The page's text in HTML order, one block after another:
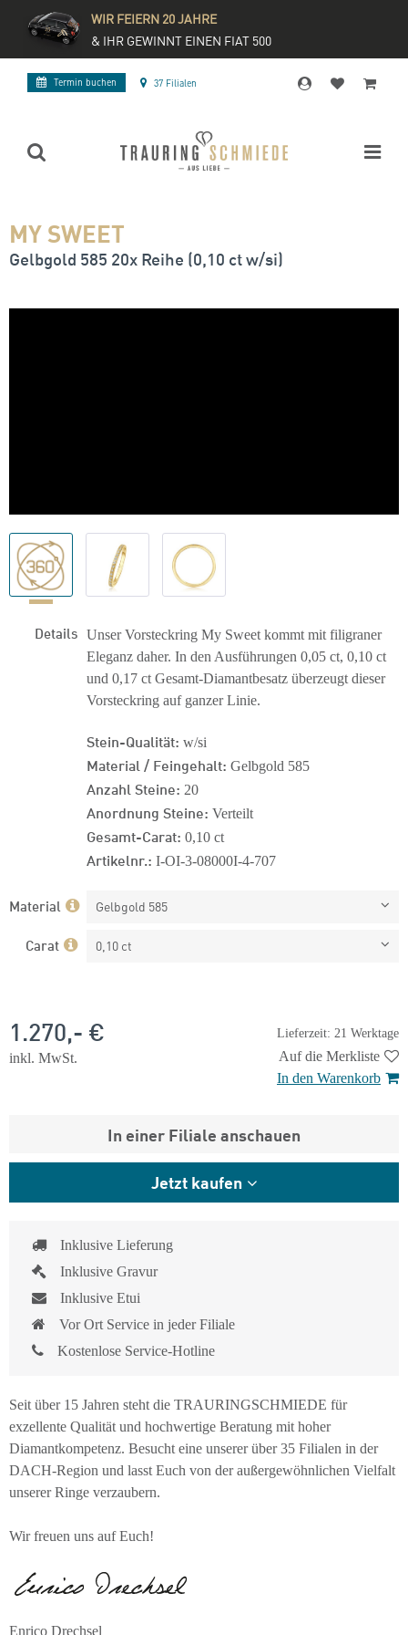
WIR FEIERN 20 JAHRE
& IHR GEWINNT EINEN FIAT 500
Termin buchen 37 Filialen
MY SWEET
Gelbgold 585 20x Reihe (0,10 ct w/si)
Details Unser Vorsteckring My Sweet kommt mit filigraner
Eleganz daher. In den Ausführungen 0,05 ct, 0,10 ct
und 0,17 ct Gesamt-Diamantbesatz überzeugt dieser
Vorsteckring auf ganzer Linie.
Stein-Qualität: w/si
Material / Feingehalt: Gelbgold 585
Anzahl Steine: 20
Anordnung Steine: Verteilt
Gesamt-Carat: 0,10 ct
Artikelnr.: I-OI-3-08000I-4-707
Material Gelbgold 585
Carat 0,10 ct
Lieferzeit: 21 Werktage
1.270,- €
inkl. MwSt.
Auf die Merkliste
In den Warenkorb
In einer Filiale anschauen
Jetzt kaufen
Inklusive Lieferung
Inklusive Gravur
Inklusive Etui
Vor Ort Service in jeder Filiale
Kostenlose Service-Hotline
Seit über 15 Jahren steht die TRAURINGSCHMIEDE für
exzellente Qualität und hochwertige Beratung mit hoher
Diamantkompetenz. Besucht eine unserer über 35 Filialen in der
DACH-Region und lasst Euch von der außergewöhnlichen Vielfalt
unserer Ringe verzaubern.
Wir freuen uns auf Euch!
Enrico Drechsel